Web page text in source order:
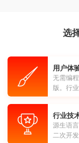
选
用户体
无需编
版。行
行业技
源生语
二次开